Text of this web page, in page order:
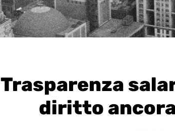
Trasparenza
diritto